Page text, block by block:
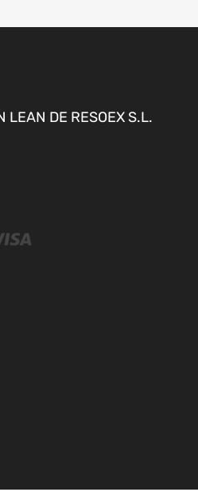
LEAN DE RESOEX S.L.